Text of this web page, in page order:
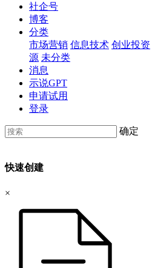
社企号
博客
分类
市场营销 信息技术 创业投资
源 未分类
消息
示说GPT
申请试用
登录
确定
快速创建
×